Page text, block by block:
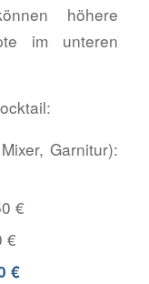
höhere
im unteren
Garnitur):
€
€
€